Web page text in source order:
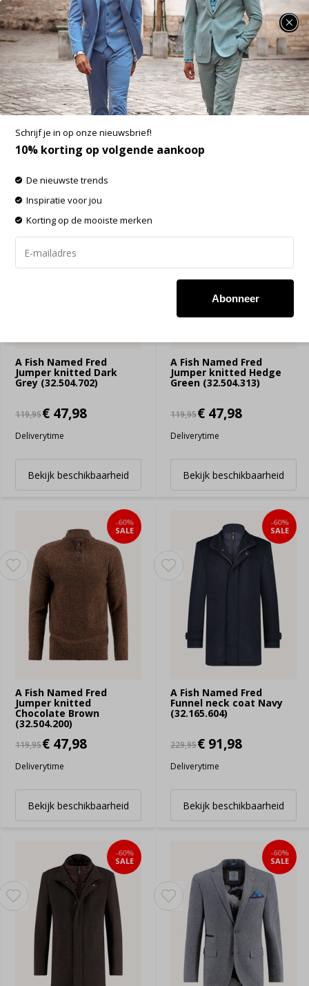
SUMMER SALE: 25% t/m 50% korting op heel veel zomerse items!
Producten getagd met A Fish Named Fred
-60% op de gehele OUTLET!
Filters Sorteren op:
A Fish Named Fred
Jumper knitted Dark
Grey (32.504.702)
119,95€ 47,98
Deliverytime
Bekijk beschikbaarheid
A Fish Named Fred
Jumper knitted Hedge
Green (32.504.313)
119,95€ 47,98
Deliverytime
Bekijk beschikbaarheid
A Fish Named Fred
Jumper knitted
Chocolate Brown
(32.504.200)
-60%
SALE
119,95€ 47,98
Deliverytime
Bekijk beschikbaarheid
A Fish Named Fred
Funnel neck coat Navy
(32.165.604)
-60%
SALE
229,95€ 91,98
Deliverytime
Bekijk beschikbaarheid
-60%
SALE
-60%
SALE
Schrijf je in op onze nieuwsbrief!
10% korting op volgende aankoop
De nieuwste trends
Inspiratie voor jou
Korting op de mooiste merken
Abonneer